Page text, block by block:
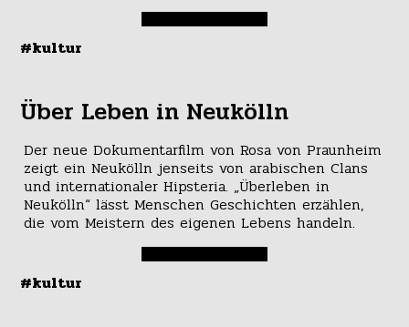
#kultur
Über Leben in Neukölln
Der neue Dokumentarfilm von Rosa von Praunheim
zeigt ein Neukölln jenseits von arabischen Clans
und internationaler Hipsteria. „Überleben in
Neukölln“ lässt Menschen Geschichten erzählen,
die vom Meistern des eigenen Lebens handeln.
#kultur